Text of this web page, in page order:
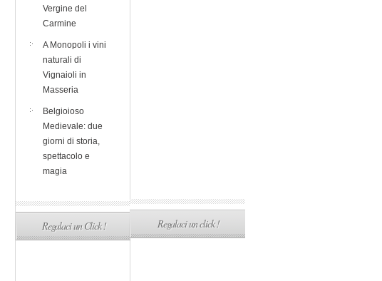
Vergine del
Carmine
A Monopoli i vini
naturali di
Vignaioli in
Masseria
Belgioioso
Medievale: due
giorni di storia,
spettacolo e
magia
Regalaci un Click ! Regalaci un click !